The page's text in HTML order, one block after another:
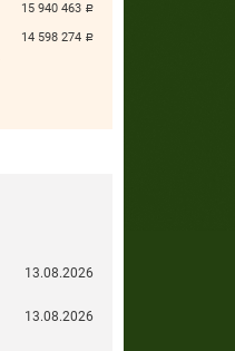
15 940 463 руб.
14 598 274 руб.
13.08.2026
13.08.2026